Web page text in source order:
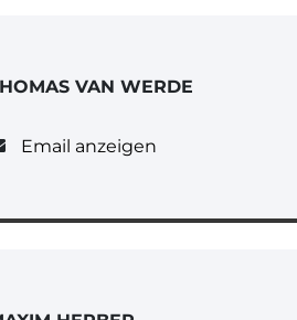
VAN WERDE
Email anzeigen